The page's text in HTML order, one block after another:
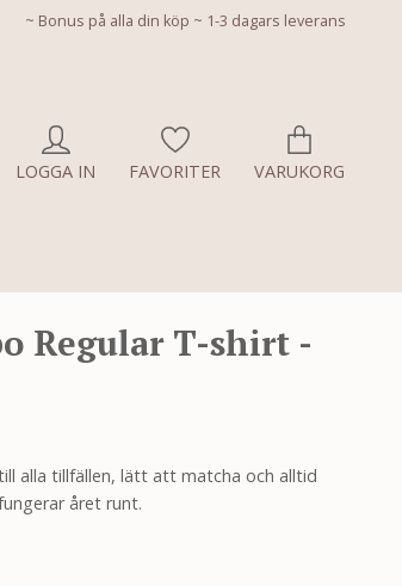
~ Bonus på alla din köp ~ 1-3 dagars leverans
LOGGA IN FAVORITER VARUKORG
Regular T-shirt -
alla tillfällen, lätt att matcha och alltid
året runt.